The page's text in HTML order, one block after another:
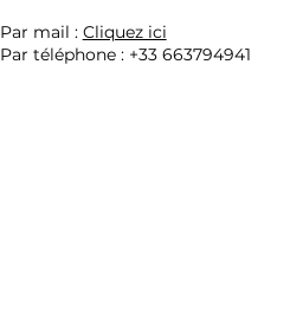
Par mail : Cliquez ici
Par téléphone : +33 663794941